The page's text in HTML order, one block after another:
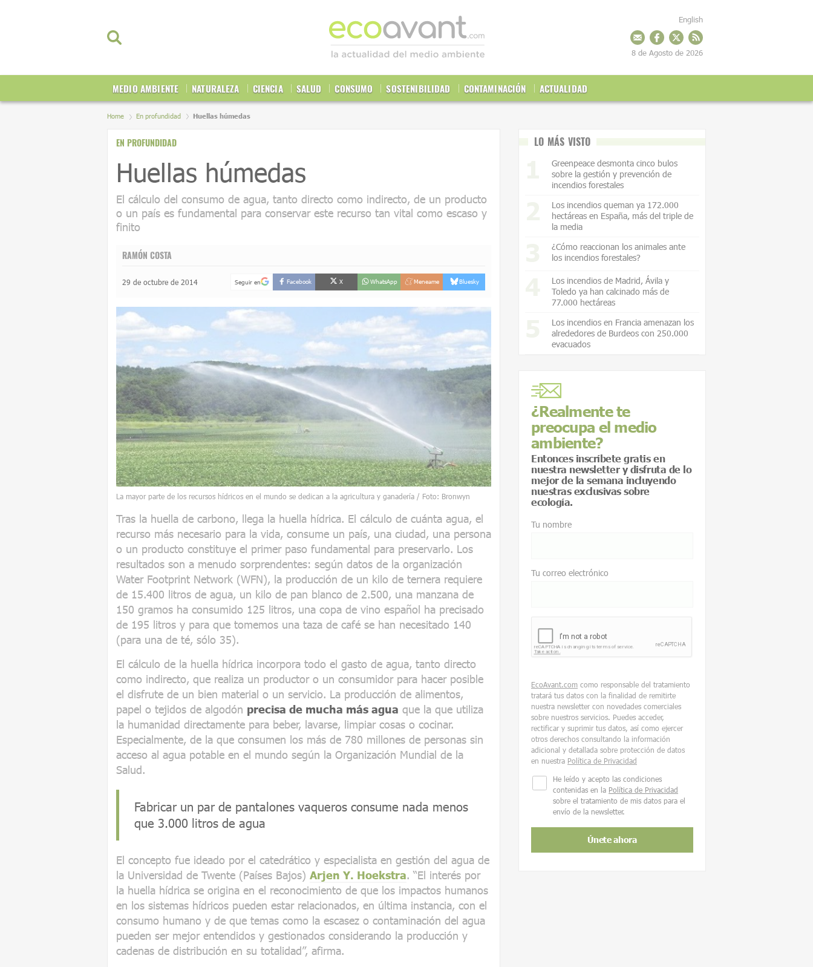
MEDIO AMBIENTE NATURALEZA CIENCIA SALUD CONSUMO SOSTENIBILIDAD CONTAMINACIÓN ACTUALIDAD
English
8 de Agosto de 2026
Home En profundidad Huellas húmedas
EN PROFUNDIDAD
Huellas húmedas
El cálculo del consumo de agua, tanto directo como indirecto, de un producto
o un país es fundamental para conservar este recurso tan vital como escaso y
finito
RAMÓN COSTA
29 de octubre de 2014 Seguir en Facebook X WhatsApp Meneame Bluesky
La mayor parte de los recursos hídricos en el mundo se dedican a la agricultura y ganadería / Foto: Bronwyn
Tras la huella de carbono, llega la huella hídrica. El cálculo de cuánta agua, el
recurso más necesario para la vida, consume un país, una ciudad, una persona
o un producto constituye el primer paso fundamental para preservarlo. Los
resultados son a menudo sorprendentes: según datos de la organización
Water Footprint Network (WFN), la producción de un kilo de ternera requiere
de 15.400 litros de agua, un kilo de pan blanco de 2.500, una manzana de
150 gramos ha consumido 125 litros, una copa de vino español ha precisado
de 195 litros y para que tomemos una taza de café se han necesitado 140
(para una de té, sólo 35).
El cálculo de la huella hídrica incorpora todo el gasto de agua, tanto directo
como indirecto, que realiza un productor o un consumidor para hacer posible
el disfrute de un bien material o un servicio. La producción de alimentos,
papel o tejidos de algodón precisa de mucha más agua que la que utiliza
la humanidad directamente para beber, lavarse, limpiar cosas o cocinar.
Especialmente, de la que consumen los más de 780 millones de personas sin
acceso al agua potable en el mundo según la Organización Mundial de la
Salud.
Fabricar un par de pantalones vaqueros consume nada menos
que 3.000 litros de agua
El concepto fue ideado por el catedrático y especialista en gestión del agua de
la Universidad de Twente (Países Bajos) Arjen Y. Hoekstra. “El interés por
la huella hídrica se origina en el reconocimiento de que los impactos humanos
en los sistemas hídricos pueden estar relacionados, en última instancia, con el
consumo humano y de que temas como la escasez o contaminación del agua
pueden ser mejor entendidos y gestionados considerando la producción y
cadenas de distribución en su totalidad”, afirma.
LO MÁS VISTO
Greenpeace desmonta cinco bulos
sobre la gestión y prevención de
incendios forestales
Los incendios queman ya 172.000
hectáreas en España, más del triple de
la media
¿Cómo reaccionan los animales ante
los incendios forestales?
Los incendios de Madrid, Ávila y
Toledo ya han calcinado más de
77.000 hectáreas
Los incendios en Francia amenazan los
alrededores de Burdeos con 250.000
evacuados
¿Realmente te
preocupa el medio
ambiente?
Entonces inscríbete gratis en
nuestra newsletter y disfruta de lo
mejor de la semana incluyendo
nuestras exclusivas sobre
ecología.
Tu nombre
Tu correo electrónico
EcoAvant.com como responsable del tratamiento
tratará tus datos con la finalidad de remitirte
nuestra newsletter con novedades comerciales
sobre nuestros servicios. Puedes acceder,
rectificar y suprimir tus datos, así como ejercer
otros derechos consultando la información
adicional y detallada sobre protección de datos
en nuestra Política de Privacidad
He leído y acepto las condiciones
contenidas en la Política de Privacidad
sobre el tratamiento de mis datos para el
envío de la newsletter.